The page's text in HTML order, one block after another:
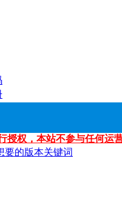
授权，本站不参与任何
要的版本关键词